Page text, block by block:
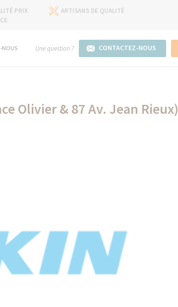
PRIX
ARTISANS DE QUALITÉ
NOUS Une question ? CONTACTEZ-NOUS
Olivier & 87 Av. Jean Rieux)